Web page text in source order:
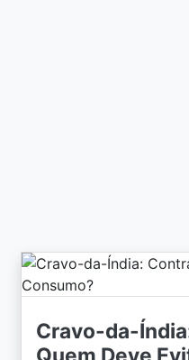
Cravo-da-
Quem Deve